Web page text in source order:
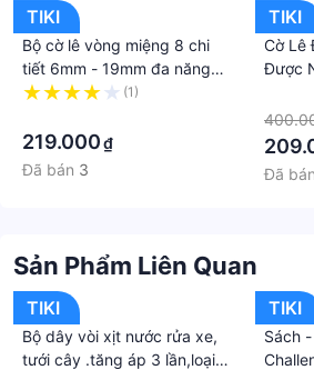
nước ngoài có giá trị trên 1 triệu
này là tài sản cá nhân được bán
Cá Nhân và không thuộc đối
GTGT. Do đó hoá đơn VAT không
TIKI
Bộ cờ lê vòng miệng 8 chi
tiết 6mm - 19mm đa năng
TOTAL THT102286-I - Chìa
chuyên dụng CR-V, mở đai
ốc bulông dễ dàng
(1)
219.000₫
Đã bán 3
TIKI
Cờ Lê
Được
Đã bán
Sản Phẩm Liên Quan
TIKI
Bộ dây vòi xịt nước rửa xe,
tưới cây .tăng áp 3 lần,loại
TIKI
Sách